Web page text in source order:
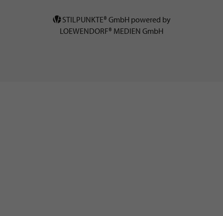
STILPUNKTE® GmbH powered by
LOEWENDORF® MEDIEN GmbH